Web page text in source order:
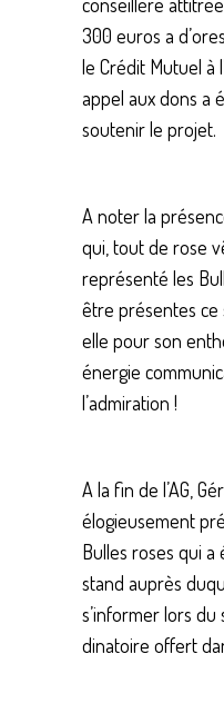
300 euros a
le Crédit Mutuel à
appel aux dons a
soutenir le projet.
A noter la
qui, tout de rose
représenté les
être présentes ce
elle pour son
énergie
l’admiration !
A la fin de l’AG,
élogieusement
Bulles roses qui a
stand auprès
s’informer lors
dinatoire offert